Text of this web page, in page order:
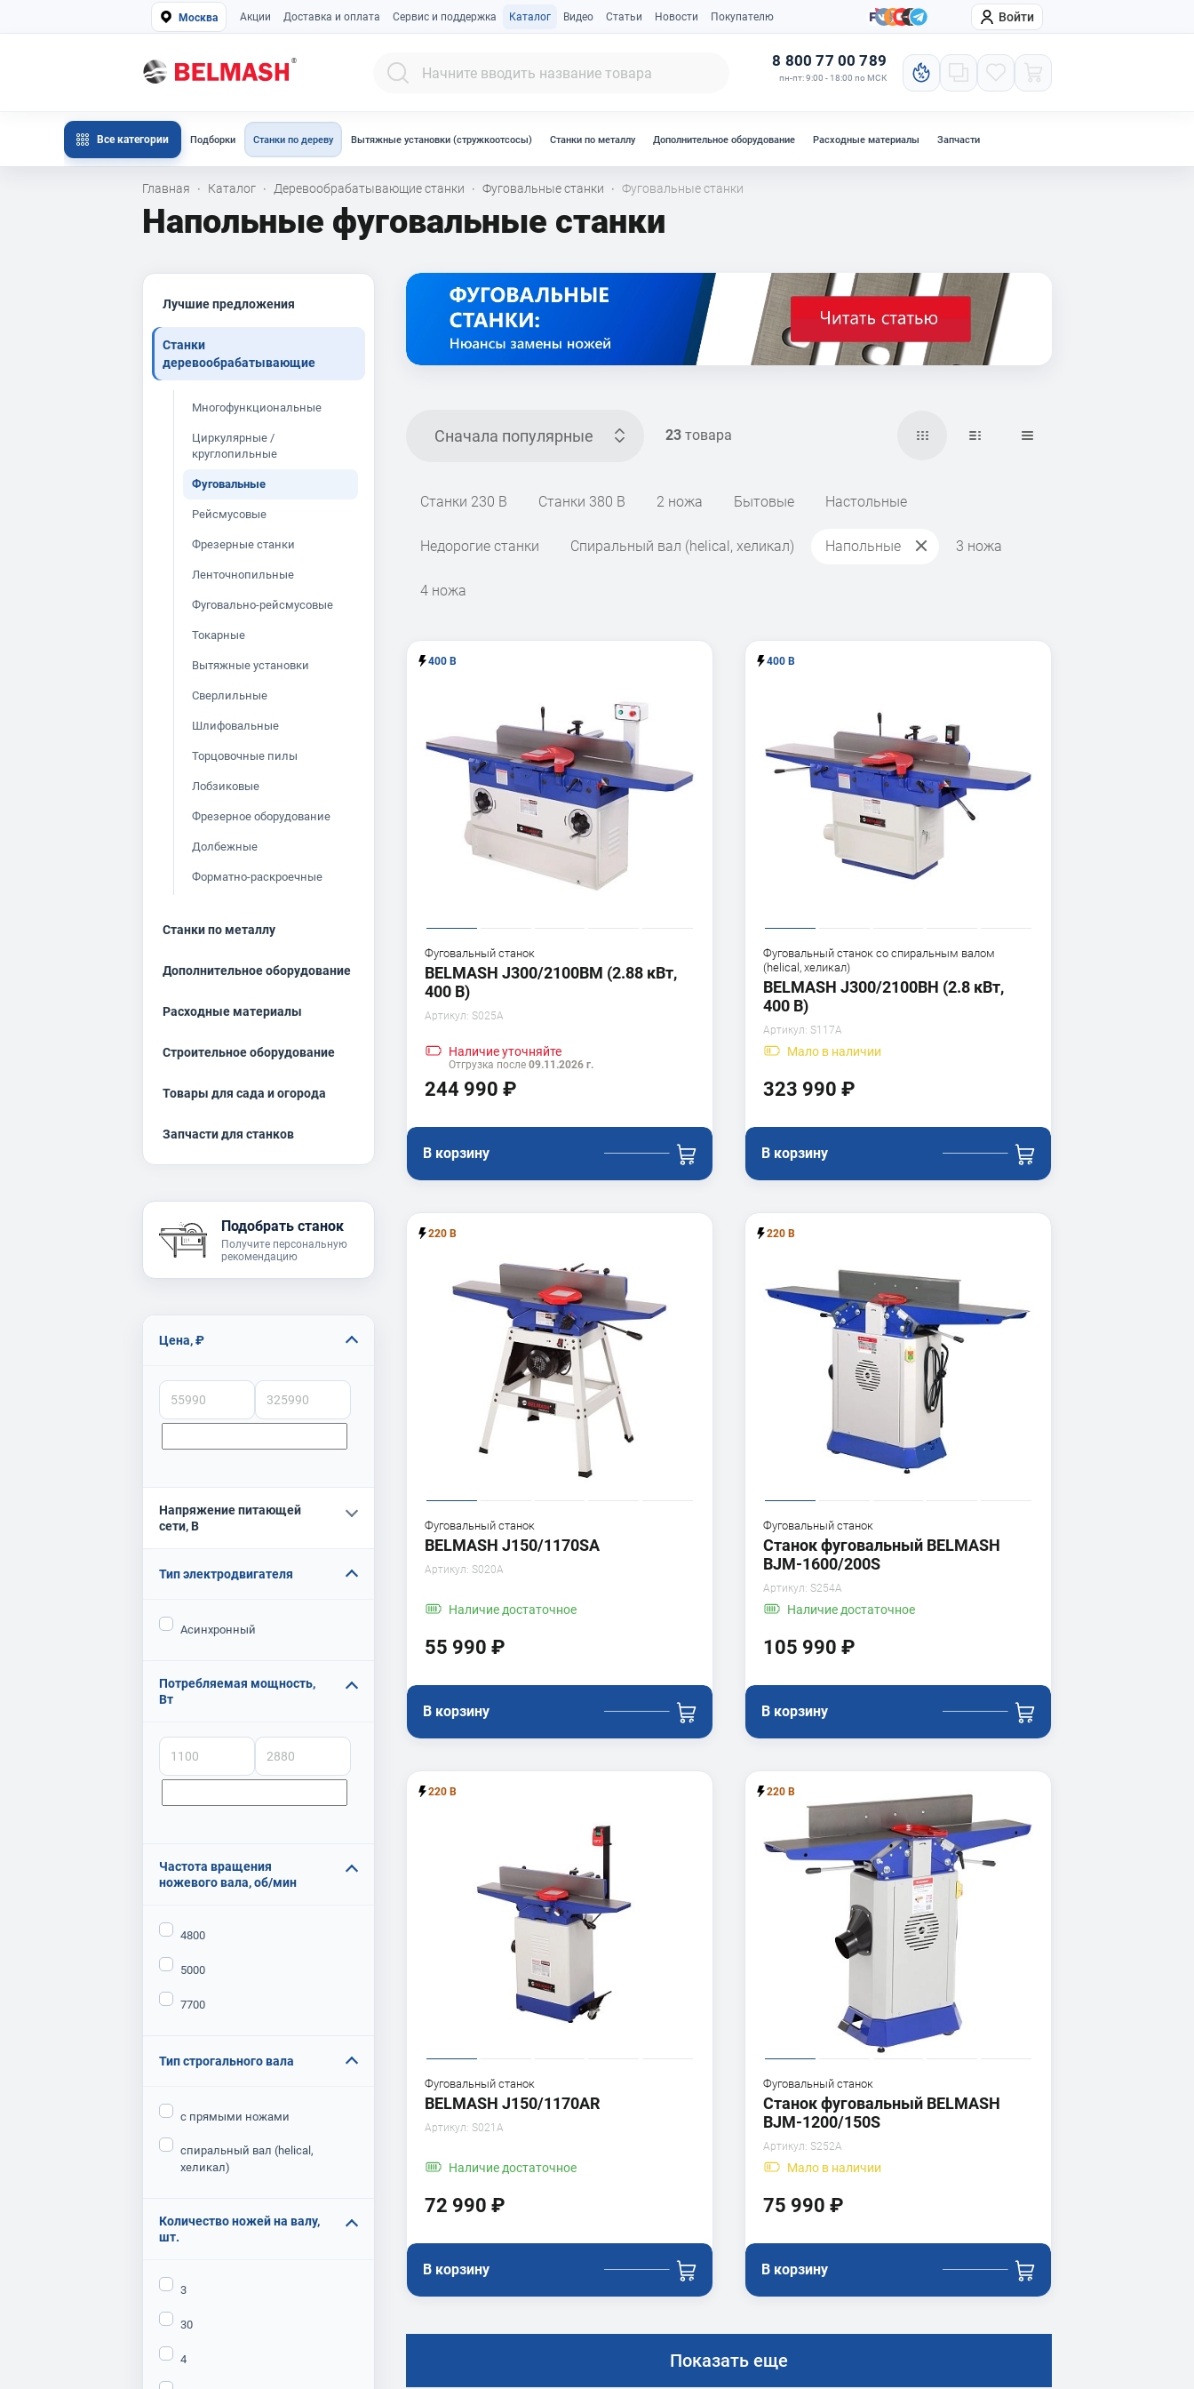
Москва Акции Доставка и оплата Сервис и поддержка Каталог Видео Статьи Новости Покупателю Компания Войти
8 800 77 00 789
пн-пт: 9:00 - 18:00 по МСК
Все категории Подборки Станки по дереву Вытяжные установки (стружкоотсосы) Станки по металлу Дополнительное оборудование Расходные материалы Запчасти
Главная · Каталог · Деревообрабатывающие станки · Фуговальные станки · Фуговальные станки
Напольные фуговальные станки
Лучшие предложения
Станки
деревообрабатывающие
Многофункциональные
Циркулярные /
круглопильные
Фуговальные
Рейсмусовые
Фрезерные станки
Ленточнопильные
Фуговально-рейсмусовые
Токарные
Вытяжные установки
Сверлильные
Шлифовальные
Торцовочные пилы
Лобзиковые
Фрезерное оборудование
Долбежные
Форматно-раскроечные
Станки по металлу
Дополнительное оборудование
Расходные материалы
Строительное оборудование
Товары для сада и огорода
Запчасти для станков
Подобрать станок
Получите персональную
рекомендацию
Цена, ₽
Напряжение питающей
сети, В
Тип электродвигателя
Асинхронный
Потребляемая мощность,
Вт
Частота вращения
ножевого вала, об/мин
4800
5000
7700
Тип строгального вала
с прямыми ножами
спиральный вал (helical,
хеликал)
Количество ножей на валу,
шт.
3
30
4
Сначала популярные 23 товара
Станки 230 В Станки 380 В 2 ножа Бытовые Настольные
Недорогие станки Спиральный вал (helical, хеликал) Напольные 3 ножа
4 ножа
400 В
Фуговальный станок
BELMASH J300/2100ВМ (2.88 кВт,
400 В)
Артикул: S025A
Наличиеуточняйте
Отгрузка после 09.11.2026 г.
244 990 ₽
В корзину
400 В
Фуговальный станок со спиральным валом
(helical, хеликал)
BELMASH J300/2100ВH (2.8 кВт,
400 В)
Артикул: S117A
Мало в наличии
323 990 ₽
В корзину
220 В
Фуговальный станок
BELMASH J150/1170SA
Артикул: S020A
Наличие достаточное
55 990 ₽
В корзину
220 В
Фуговальный станок
Станок фуговальный BELMASH
BJM-1600/200S
Артикул: S254A
Наличие достаточное
105 990 ₽
В корзину
220 В
Фуговальный станок
BELMASH J150/1170AR
Артикул: S021A
Наличие достаточное
72 990 ₽
В корзину
220 В
Фуговальный станок
Станок фуговальный BELMASH
BJM-1200/150S
Артикул: S252A
Мало в наличии
75 990 ₽
В корзину
Показать еще